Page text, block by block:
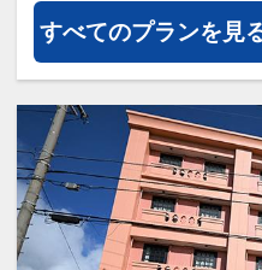
すべてのプランを見